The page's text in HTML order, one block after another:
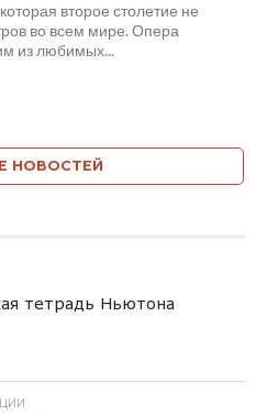
второе столетие не
во всем мире. Опера
из любимых...
НОВОСТЕЙ
тетрадь Ньютона